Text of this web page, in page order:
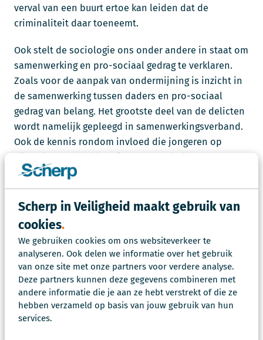
Scherp in Veiligheid maakt gebruik van
cookies
We gebruiken cookies om ons websiteverkeer te
analyseren. Ook delen we informatie over het gebruik
van onze site met onze partners voor verdere analyse.
Deze partners kunnen deze gegevens combineren met
andere informatie die je aan ze hebt verstrekt of die ze
hebben verzameld op basis van jouw gebruik van hun
services.
verval van een buurt ertoe kan leiden dat de
criminaliteit daar toeneemt.
Ook stelt de sociologie ons onder andere in staat om
samenwerking en pro-sociaal gedrag te verklaren.
Zoals voor de aanpak van ondermijning is inzicht in
de samenwerking tussen daders en pro-sociaal
gedrag van belang. Het grootste deel van de delicten
wordt namelijk gepleegd in samenwerkingsverband.
Ook de kennis rondom invloed die jongeren op
jeugdgroepen en jonge aanwas worden versterkt. Het
gaat hierbij onder andere om groepsdruk, status,
negatieve en positieve beïnvloeding en sociale
bindingen.
Kortom, de sociologie heeft veel raakvlakken met de
reguliere werkzaamheden van een adviseur OOV.
Door de kennis van de sociologie toe te passen kan
het werk van een adviseur OOV worden verrijkt.